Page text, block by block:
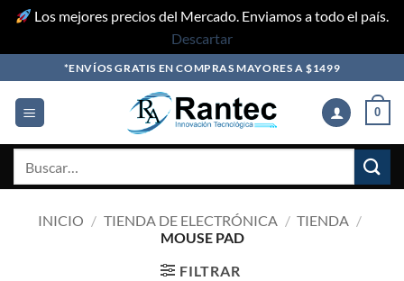
Los mejores precios del Mercado. Enviamos a todo el país.
Descartar
to
content
*ENVÍOS GRATIS EN COMPRAS MAYORES A $1499
0
INICIO / TIENDA DE ELECTRÓNICA / TIENDA /
MOUSE PAD
FILTRAR